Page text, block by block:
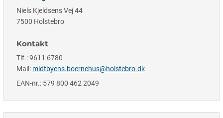
Niels Kjeldsens Vej 44
7500 Holstebro
Kontakt
Tlf.: 9611 6780
Mail: midtbyens.boernehus@holstebro.dk
EAN-nr.: 579 800 462 2049